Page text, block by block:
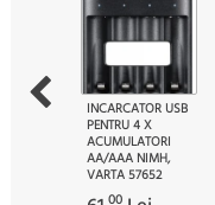
INCARCATOR USB
PENTRU 4 X
ACUMULATORI
AA/AAA NIMH,
VARTA 57652
00